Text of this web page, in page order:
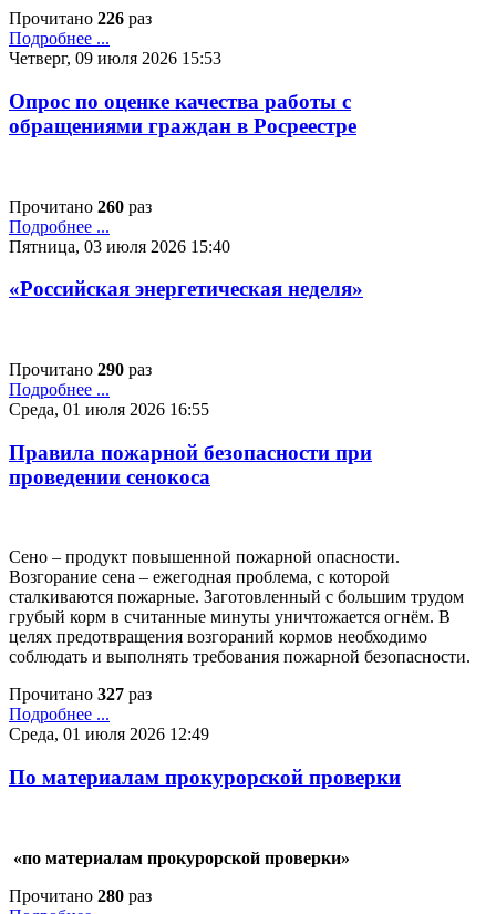
Прочитано 226 раз
Подробнее ...
Четверг, 09 июля 2026 15:53
Опрос по оценке качества работы с
обращениями граждан в Росреестре
Прочитано 260 раз
Подробнее ...
Пятница, 03 июля 2026 15:40
«Российская энергетическая неделя»
Прочитано 290 раз
Подробнее ...
Среда, 01 июля 2026 16:55
Правила пожарной безопасности при
проведении сенокоса
Сено – продукт повышенной пожарной опасности.
Возгорание сена – ежегодная проблема, с которой
сталкиваются пожарные. Заготовленный с большим трудом
грубый корм в считанные минуты уничтожается огнём. В
целях предотвращения возгораний кормов необходимо
соблюдать и выполнять требования пожарной безопасности.
Прочитано 327 раз
Подробнее ...
Среда, 01 июля 2026 12:49
По материалам прокурорской проверки
«по материалам прокурорской проверки»
Прочитано 280 раз